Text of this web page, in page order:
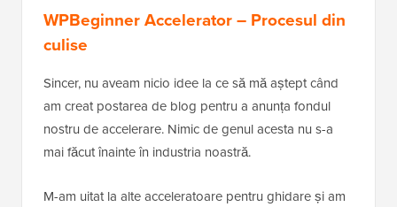
WPBeginner Accelerator – Procesul din
culise
Sincer, nu aveam nicio idee la ce să mă aștept când
am creat postarea de blog pentru a anunța fondul
nostru de accelerare. Nimic de genul acesta nu s-a
mai făcut înainte în industria noastră.
M-am uitat la alte acceleratoare pentru ghidare și am